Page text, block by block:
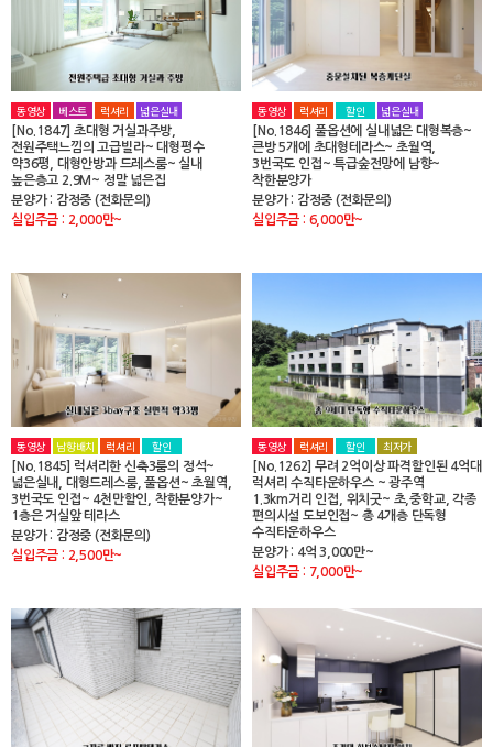
동영상 베스트 럭셔리 넓은실내
[No.1847] 초대형 거실과주방,
전원주택느낌의 고급빌라~ 대형평수
약36평, 대형안방과 드레스룸~ 실내
높은층고 2.9M~ 정말 넓은집
분양가 : 감정중 (전화문의)
실입주금 : 2,000만~
동영상 럭셔리 할인 넓은실내
[No.1846] 풀옵션에 실내넓은 대형복층~
큰방 5개에 초대형테라스~ 초월역,
3번국도 인접~ 특급숲전망에 남향~
착한분양가
분양가 : 감정중 (전화문의)
실입주금 : 6,000만~
동영상 남향배치 럭셔리 할인
[No.1845] 럭셔리한 신축3룸의 정석~
넓은실내, 대형드레스룸, 풀옵션~ 초월역,
3번국도 인접~ 4천만할인, 착한분양가~
1층은 거실앞 테라스
분양가 : 감정중 (전화문의)
실입주금 : 2,500만~
동영상 럭셔리 할인 최저가
[No.1262] 무려 2억이상 파격할인된 4억대
럭셔리 수직타운하우스 ~ 광주역
1.3km거리 인접, 위치굿~ 초,중학교, 각종
편의시설 도보인접~ 총 4개층 단독형
수직타운하우스
분양가 : 4억 3,000만~
실입주금 : 7,000만~